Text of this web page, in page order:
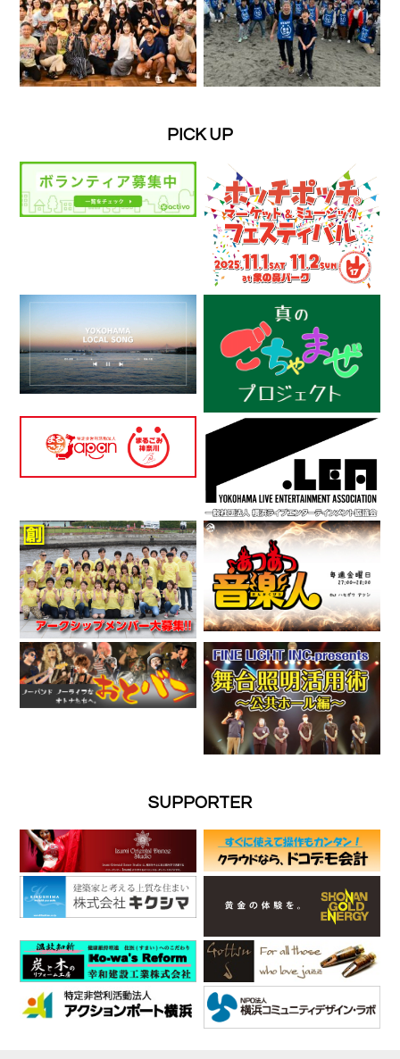
PICK UP
SUPPORTER